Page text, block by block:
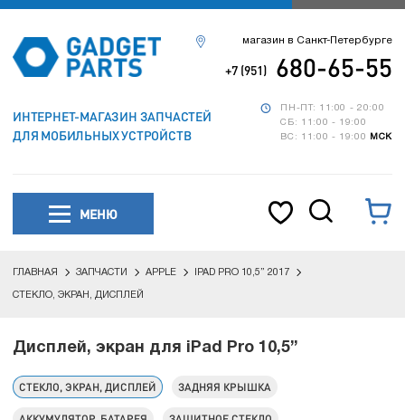
ИНТЕРНЕТ-МАГАЗИН ЗАПЧАСТЕЙ
ДЛЯ МОБИЛЬНЫХ УСТРОЙСТВ
ПН-ПТ: 11:00 - 20:00
СБ: 11:00 - 19:00
ВС: 11:00 - 19:00
МСК
магазин в Санкт-Петербурге
+7 (951) 680-65-55
МЕНЮ
ГЛАВНАЯ ЗАПЧАСТИ APPLE IPAD PRO 10,5” 2017
СТЕКЛО, ЭКРАН, ДИСПЛЕЙ
Дисплей, экран для iPad Pro 10,5”
СТЕКЛО, ЭКРАН, ДИСПЛЕЙ ЗАДНЯЯ КРЫШКА